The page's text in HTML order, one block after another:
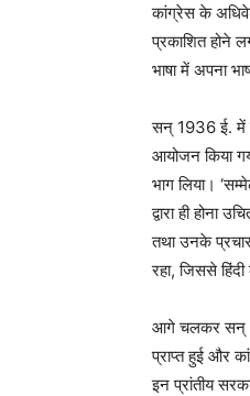
कांग्रेस के
प्रकाशित होने
भाषा में अपना
सन् 1936 ई. में
आयोजन किया
भाग लिया।
द्वारा ही होना
तथा उनके
रहा, जिससे
आगे चलकर सन्
प्राप्त हुई और
इन प्रांतीय